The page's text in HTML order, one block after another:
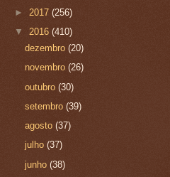
► 2017 (256)
▼ 2016 (410)
dezembro(20)
novembro(26)
outubro(30)
setembro(39)
agosto(37)
julho(37)
junho(38)